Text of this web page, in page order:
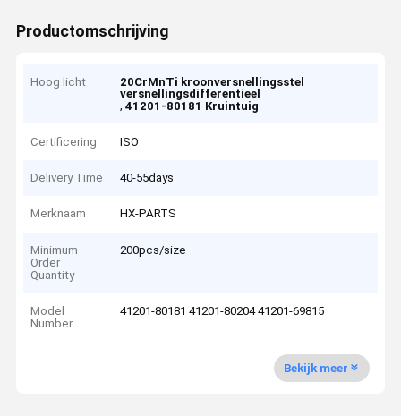
Productomschrijving
Hoog licht
20CrMnTi kroonversnellingsstel
versnellingsdifferentieel
,41201-80181 Kruintuig
Certificering ISO
Delivery Time 40-55days
Merknaam HX-PARTS
Minimum
Order
Quantity
200pcs/size
Model
Number
41201-80181 41201-80204 41201-69815
Bekijk meer